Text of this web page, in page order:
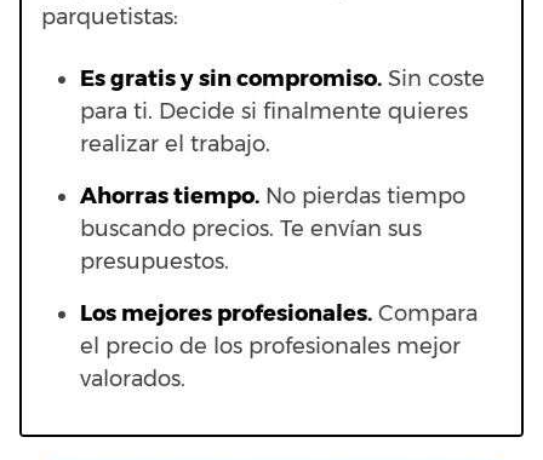
parquetistas:
Es gratis y sin compromiso. Sin coste
para ti. Decide si finalmente quieres
realizar el trabajo.
Ahorras tiempo. No pierdas tiempo
buscando precios. Te envían sus
presupuestos.
Los mejores profesionales. Compara
el precio de los profesionales mejor
valorados.